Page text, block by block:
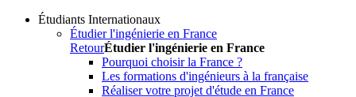
Étudiants Internationaux
Étudier l'ingénierie en France
RetourÉtudier l'ingénierie en France
Pourquoi choisir la France ?
Les formations d'ingénieurs à la française
Réaliser votre projet d'étude en France